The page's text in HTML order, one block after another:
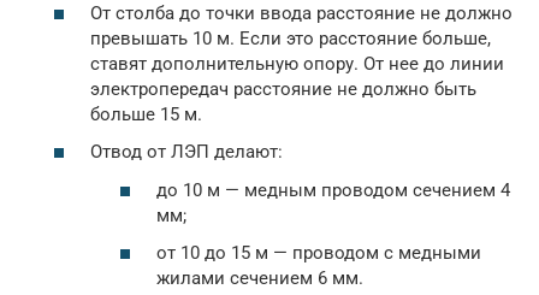
От столба до точки ввода расстояние не должно
превышать 10 м. Если это расстояние больше,
ставят дополнительную опору. От нее до линии
электропередач расстояние не должно быть
больше 15 м.
Отвод от ЛЭП делают:
до 10 м — медным проводом сечением 4
мм;
от 10 до 15 м — проводом с медными
жилами сечением 6 мм.